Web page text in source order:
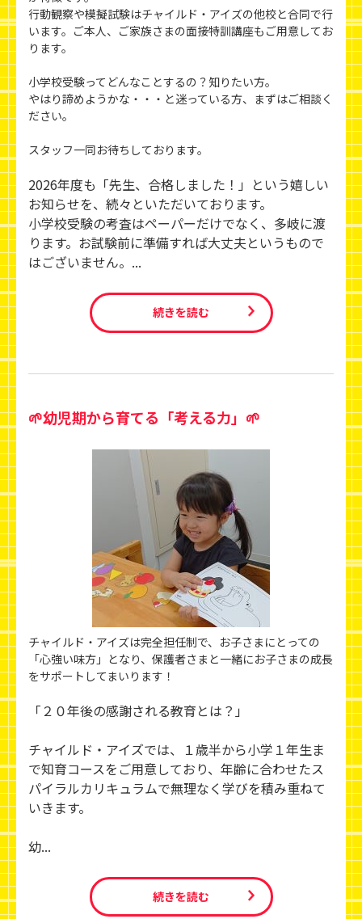
行動観察や模擬試験はチャイルド・アイズの他校と合同で行
います。ご本人、ご家族さまの面接特訓講座もご用意してお
ります。
小学校受験ってどんなことするの？知りたい方。
やはり諦めようかな・・・と迷っている方、まずはご相談く
ださい。
スタッフ一同お待ちしております。
2026年度も「先生、合格しました！」という嬉しい
お知らせを、続々といただいております。
小学校受験の考査はペーパーだけでなく、多岐に渡
ります。お試験前に準備すれば大丈夫というもので
はございません。...
続きを読む
🌱幼児期から育てる「考える力」🌱
チャイルド・アイズは完全担任制で、お子さまにとっての
「心強い味方」となり、保護者さまと一緒にお子さまの成長
をサポートしてまいります！
「２０年後の感謝される教育とは？」
チャイルド・アイズでは、１歳半から小学１年生ま
で知育コースをご用意しており、年齢に合わせたス
パイラルカリキュラムで無理なく学びを積み重ねて
いきます。
幼...
続きを読む